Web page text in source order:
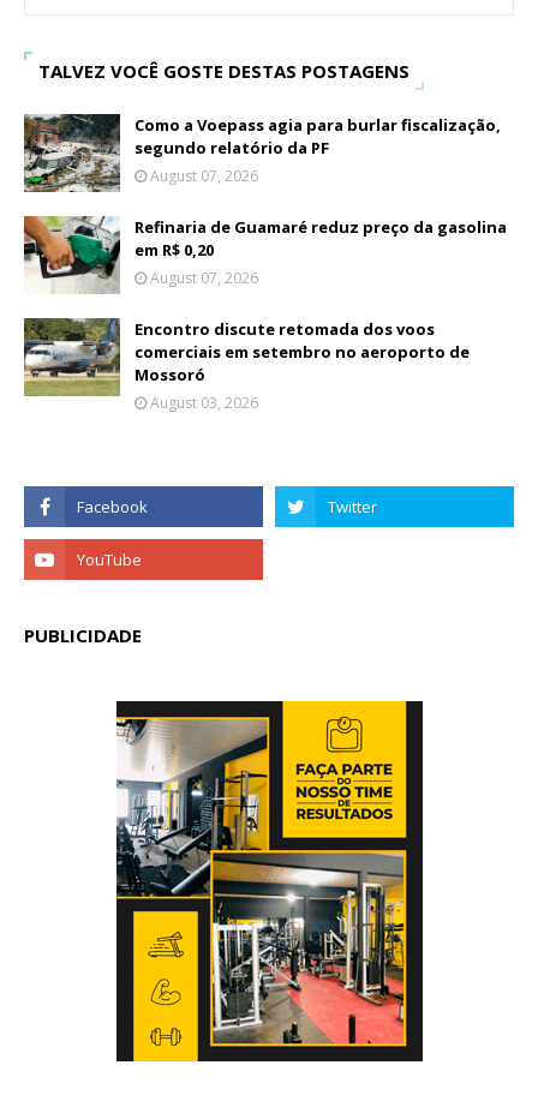
TALVEZ VOCÊ GOSTE DESTAS POSTAGENS
Como a Voepass agia para burlar fiscalização,
segundo relatório da PF
August 07, 2026
Refinaria de Guamaré reduz preço da gasolina
em R$ 0,20
August 07, 2026
Encontro discute retomada dos voos
comerciais em setembro no aeroporto de
Mossoró
August 03, 2026
PUBLICIDADE